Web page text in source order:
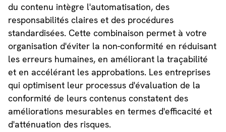
du contenu intègre l'automatisation, des
responsabilités claires et des procédures
standardisées. Cette combinaison permet à votre
organisation d'éviter la non-conformité en réduisant
les erreurs humaines, en améliorant la traçabilité
et en accélérant les approbations. Les entreprises
qui optimisent leur processus d'évaluation de la
conformité de leurs contenus constatent des
améliorations mesurables en termes d'efficacité et
d'atténuation des risques.